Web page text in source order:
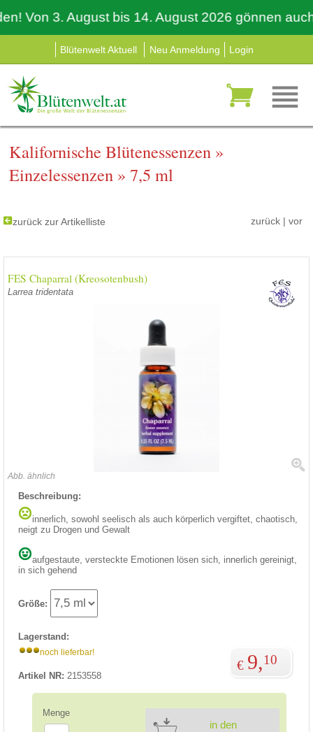
3. August bis 14. August 2026 gönnen auch
Blütenwelt Aktuell Neu Anmeldung Login
Kalifornische Blütenessenzen »
Einzelessenzen » 7,5 ml
zurück zur Artikelliste zurück | vor
FES Chaparral (Kreosotenbush)
Larrea tridentata
Abb. ähnlich
Beschreibung:
innerlich, sowohl seelisch als auch körperlich vergiftet, chaotisch,
neigt zu Drogen und Gewalt
aufgestaute, versteckte Emotionen lösen sich, innerlich gereinigt,
in sich gehend
Größe:
Lagerstand:
noch lieferbar!
Artikel NR: 2153558
€ 9,10
Menge
in den